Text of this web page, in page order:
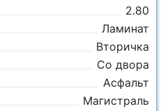
2.80
Ламинат
Вторичка
Со двора
Асфальт
Магистраль